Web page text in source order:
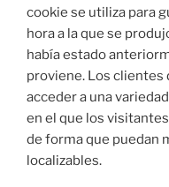
cookie se utiliza para
hora a la que se
había estado
proviene. Los clientes
acceder a una
en el que los
de forma que puedan
localizables.